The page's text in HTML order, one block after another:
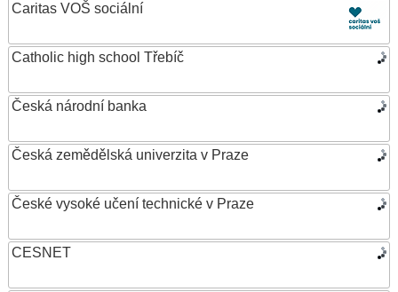
Caritas VOŠ sociální
Catholic high school Třebíč
Česká národní banka
Česká zemědělská univerzita v Praze
České vysoké učení technické v Praze
CESNET